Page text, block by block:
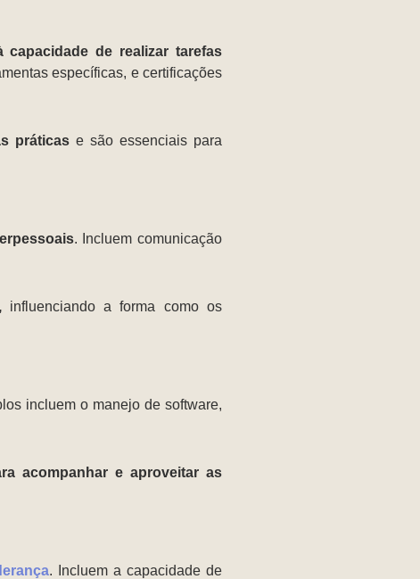
de realizar tarefas
específicas, e certificações
práticas e são essenciais para
. Incluem comunicação
influenciando a forma como os
incluem o manejo de software,
acompanhar e aproveitar as
. Incluem a capacidade de